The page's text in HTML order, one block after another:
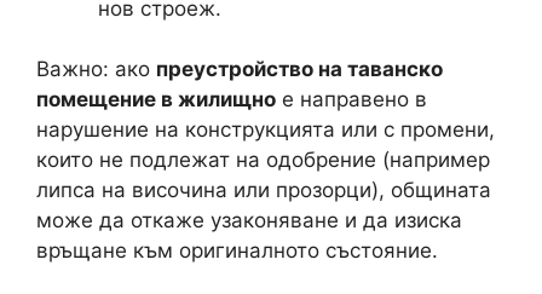
нов строеж.
Важно: ако преустройство на таванско
помещение в жилищно е направено в
нарушение на конструкцията или с промени,
които не подлежат на одобрение (например
липса на височина или прозорци), общината
може да откаже узаконяване и да изиска
връщане към оригиналното състояние.